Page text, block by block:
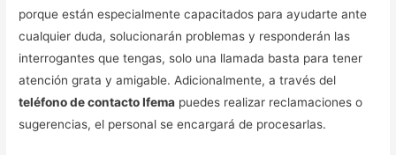
porque están especialmente capacitados para ayudarte ante
cualquier duda, solucionarán problemas y responderán las
interrogantes que tengas, solo una llamada basta para tener
atención grata y amigable. Adicionalmente, a través del
teléfono de contacto Ifema puedes realizar reclamaciones o
sugerencias, el personal se encargará de procesarlas.